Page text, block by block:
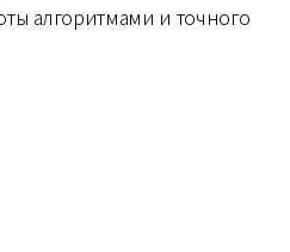
алгоритмами и точного